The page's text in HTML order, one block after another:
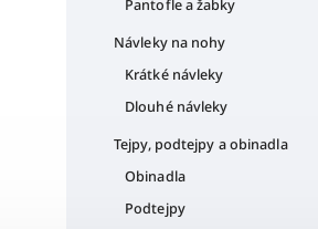
Pantofle a žabky
Návleky na nohy
Krátké návleky
Dlouhé návleky
Tejpy, podtejpy a obinadla
Obinadla
Podtejpy